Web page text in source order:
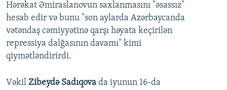
Hərəkat Əmiraslanovun saxlanmasını "əsassız"
hesab edir və bunu "son aylarda Azərbaycanda
vətəndaş cəmiyyətinə qarşı həyata keçirilən
repressiya dalğasının davamı" kimi
qiymətləndirirdi.
Vəkil Zibeydə Sadıqova da iyunun 16-da